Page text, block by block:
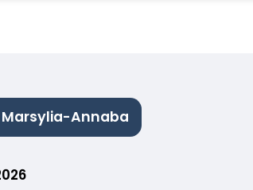
Annaba